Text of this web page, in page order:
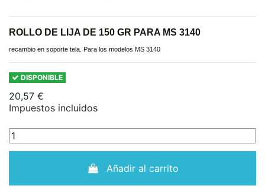
ROLLO DE LIJA DE 150 GR PARA MS 3140
recambio en soporte tela. Para los modelos MS 3140
DISPONIBLE
20,57 €
Impuestos incluidos
Añadir al carrito